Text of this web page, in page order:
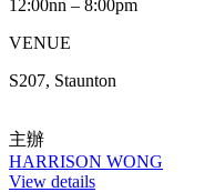
12:00nn – 8:00pm
VENUE
S207, Staunton
主辦
HARRISON WONG
View details